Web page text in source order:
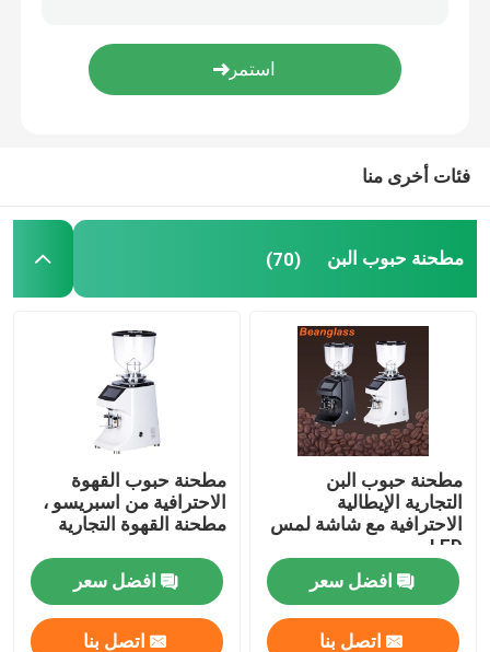
ماكينة صنع القهوة بالكبسولة
مطحنة القهوة الرقمية
فئات أخرى منا
مطحنة حبوب البن (70)
مطحنة حبوب البن
التجارية الإيطالية
الاحترافية مع شاشة لمس
LED
افضل سعر
اتصل بنا
مطحنة حبوب القهوة
الاحترافية من اسبريسو ،
مطحنة القهوة التجارية
افضل سعر
اتصل بنا